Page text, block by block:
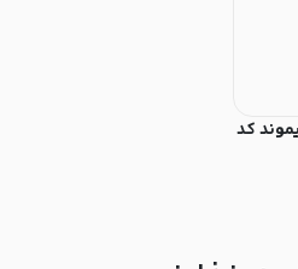
دایموند کد